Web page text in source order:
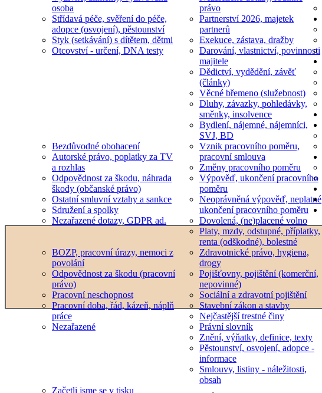
osoba
Střídavá péče, svěření do péče,
adopce (osvojení), pěstounství
Styk (setkávání) s dítětem, dětmi
Otcovství - určení, DNA testy
právo
Partnerství 2026, majetek
partnerů
Exekuce, zástava, dražby
Darování, vlastnictví, povinnosti
majitele
Dědictví, vydědění, závěť
(články)
Věcné břemeno (služebnost)
Dluhy, závazky, pohledávky,
směnky, insolvence
Bydlení, nájemné, nájemníci,
SVJ, BD
Bezdůvodné obohacení
Autorské právo, poplatky za TV
a rozhlas
Odpovědnost za škodu, náhrada
škody (občanské právo)
Ostatní smluvní vztahy a sankce
Sdružení a spolky
Nezařazené dotazy, GDPR ad.
Vznik pracovního poměru,
pracovní smlouva
Změny pracovního poměru
Výpověď, ukončení pracovního
poměru
Neoprávněná výpověď, neplatné
ukončení pracovního poměru
Dovolená, (ne)placené volno
Platy, mzdy, odstupné, příplatky,
renta (odškodné), bolestné
BOZP, pracovní úrazy, nemoci z
povolání
Odpovědnost za škodu (pracovní
právo)
Pracovní neschopnost
Pracovní doba, řád, kázeň, náplň
práce
Nezařazené
Zdravotnické právo, hygiena,
drogy
Pojišťovny, pojištění (komerční,
nepovinné)
Sociální a zdravotní pojištění
Stavební zákon a stavby
Nejčastější trestné činy
Právní slovník
Znění, výňatky, definice, texty
Pěstounství, osvojení, adopce -
informace
Smlouvy, listiny - náležitosti,
obsah
Začetli jsme se v tisku